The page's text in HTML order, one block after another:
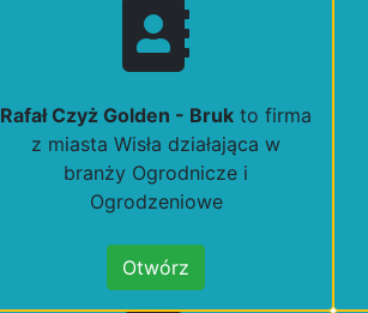
Rafał Czyż Golden - Bruk to firma
z miasta Wisła działająca w
branży Ogrodnicze i
Ogrodzeniowe
Otwórz